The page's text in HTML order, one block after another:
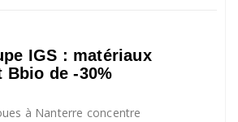
IGS : matériaux
Bbio de -30%
à Nanterre concentre